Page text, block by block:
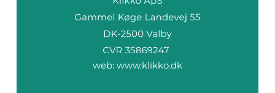
web: www.klikko.dk